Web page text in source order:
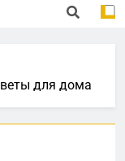
для дома